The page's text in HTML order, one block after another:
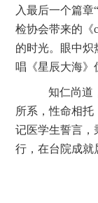
入最后一个篇章
检协会带来的《
的时光。眼中炽
唱《星辰大海》
知仁尚道
所系，性命相托
记医学生誓言，
行，在台院成就